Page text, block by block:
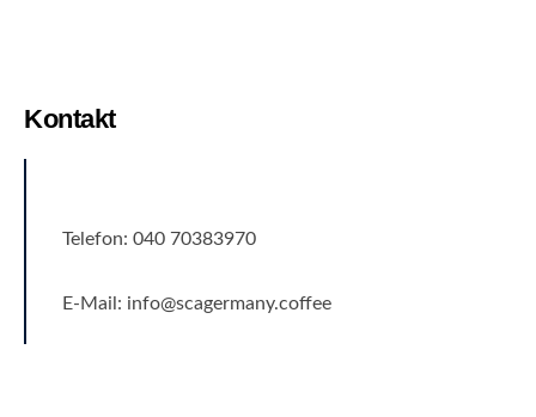
Kontakt
Telefon: 040 70383970
E-Mail: info@scagermany.coffee